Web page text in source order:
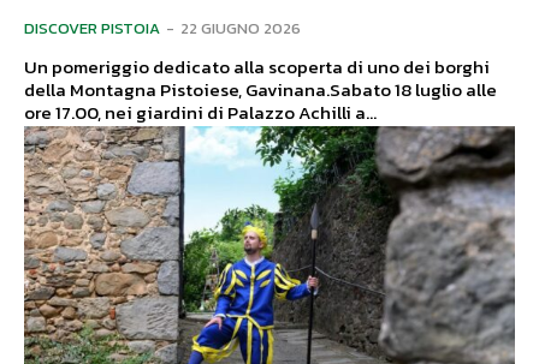
DISCOVER PISTOIA - 22 GIUGNO 2026
Un pomeriggio dedicato alla scoperta di uno dei borghi
della Montagna Pistoiese, Gavinana.Sabato 18 luglio alle
ore 17.00, nei giardini di Palazzo Achilli a...